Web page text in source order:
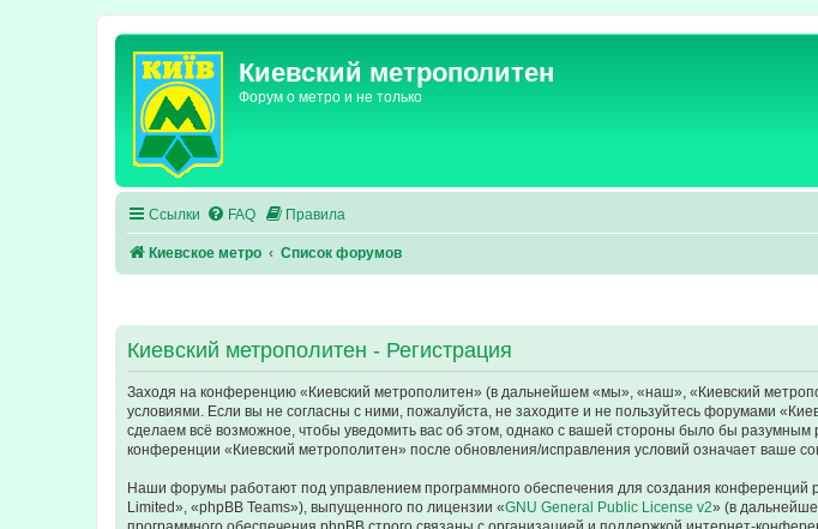
Киевский метрополитен
Форум о метро и не только
Ссылки FAQ Правила
Киевское метро Список форумов
Киевский метрополитен - Регистрация
Заходя на конференцию «Киевский метрополитен» (в дальнейшем «мы», «наш», «Киевский
условиями. Если вы не согласны с ними, пожалуйста, не заходите и не пользуйтесь форумами
сделаем всё возможное, чтобы уведомить вас об этом, однако с вашей стороны было бы разумным
конференции «Киевский метрополитен» после обновления/исправления условий означает ваше
Наши форумы работают под управлением программного обеспечения для создания
Limited», «phpBB Teams»), выпущенного по лицензии «GNU General Public License v2» (в